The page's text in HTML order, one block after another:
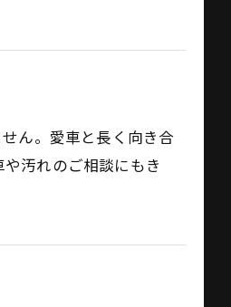
ん。愛車と長く向き合
汚れのご相談にもき